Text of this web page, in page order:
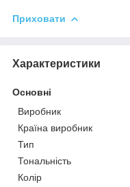
Приховати
Характеристики
Основні
Виробник
Країна виробник
Тип
Тональність
Колір